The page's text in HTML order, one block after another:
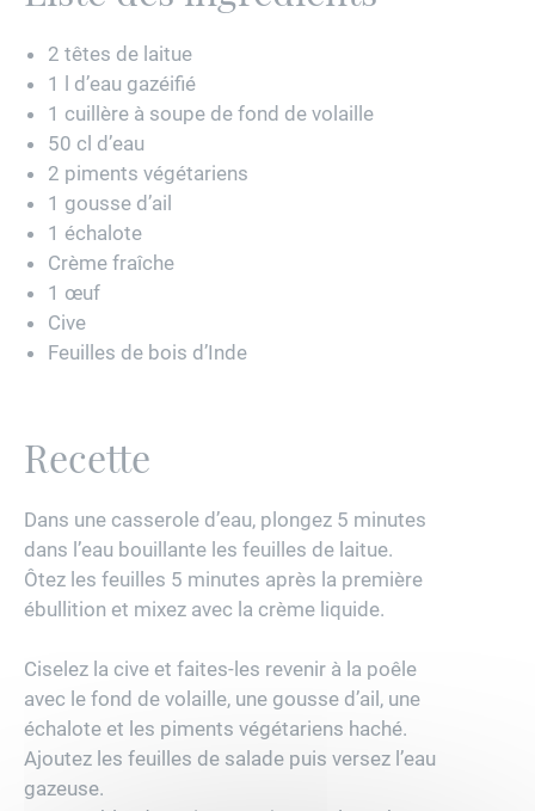
2 têtes de laitue
1 l d’eau gazéifié
1 cuillère à soupe de fond de volaille
50 cl d’eau
2 piments végétariens
1 gousse d’ail
1 échalote
Crème fraîche
1 œuf
Cive
Feuilles de bois d’Inde
Recette
Dans une casserole d’eau, plongez 5 minutes
dans l’eau bouillante les feuilles de laitue.
Ôtez les feuilles 5 minutes après la première
ébullition et mixez avec la crème liquide.
Ciselez la cive et faites-les revenir à la poêle
avec le fond de volaille, une gousse d’ail, une
échalote et les piments végétariens haché.
Ajoutez les feuilles de salade puis versez l’eau
gazeuse.